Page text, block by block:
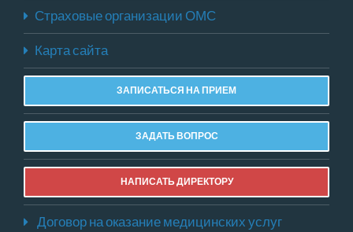
Страховые организации ОМС
Карта сайта
ЗАПИСАТЬСЯ НА ПРИЕМ
ЗАДАТЬ ВОПРОС
НАПИСАТЬ ДИРЕКТОРУ
Договор на оказание медицинских услуг